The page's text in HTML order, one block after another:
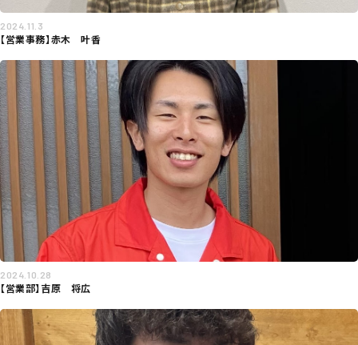
2024.11.3
【営業事務】赤木 叶香
2024.10.28
【営業部】吉原 将広